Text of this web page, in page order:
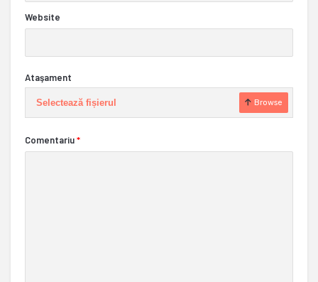
Website
Ataşament
Selectează fișierul Browse
Comentariu*